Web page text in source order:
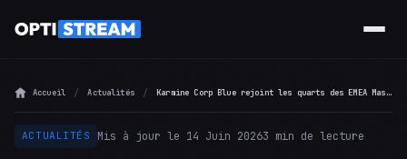
Accueil Actualités Karmine Corp Blue rejoint les quarts des EMEA Masters Spring 2026
ACTUALITÉS Mis à jour le 14 Juin 20263 min de lecture